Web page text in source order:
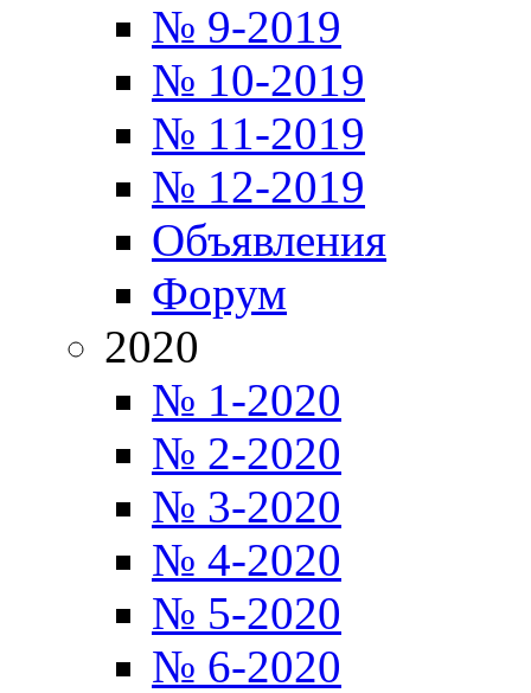
№ 9-2019
№ 10-2019
№ 11-2019
№ 12-2019
Объявления
Форум
2020
№ 1-2020
№ 2-2020
№ 3-2020
№ 4-2020
№ 5-2020
№ 6-2020